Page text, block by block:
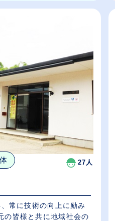
27人
常に技術の向上に励み
の皆様と共に地域社会の